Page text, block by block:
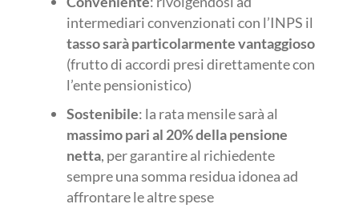
intermediari convenzionati con l’INPS il
tasso sarà particolarmente vantaggioso
(frutto di accordi presi direttamente con
l’ente pensionistico)
Sostenibile: la rata mensile sarà al
massimo pari al 20% della pensione
netta, per garantire al richiedente
sempre una somma residua idonea ad
affrontare le altre spese